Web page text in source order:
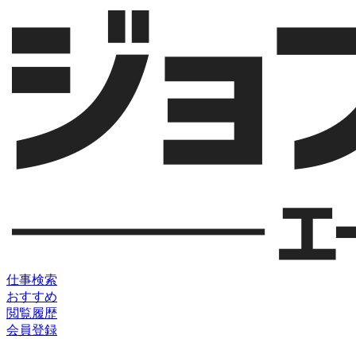
仕事検索
おすすめ
閲覧履歴
会員登録